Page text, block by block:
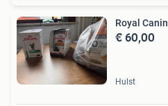
Royal Canin
€ 60,00
Hulst